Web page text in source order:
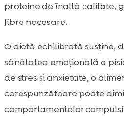
proteine de înaltă calitate,
fibre necesare.
O dietă echilibrată susține,
sănătatea emoțională a
de stres și anxietate, o
corespunzătoare poate
comportamentelor